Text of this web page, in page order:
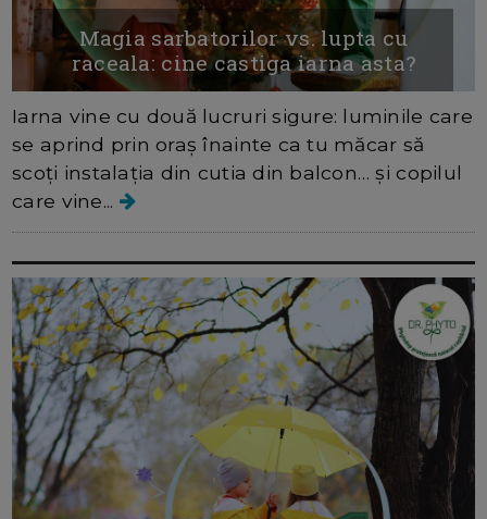
Magia sarbatorilor vs. lupta cu
raceala: cine castiga iarna asta?
Iarna vine cu două lucruri sigure: luminile care
se aprind prin oraș înainte ca tu măcar să
scoți instalația din cutia din balcon… și copilul
care vine...